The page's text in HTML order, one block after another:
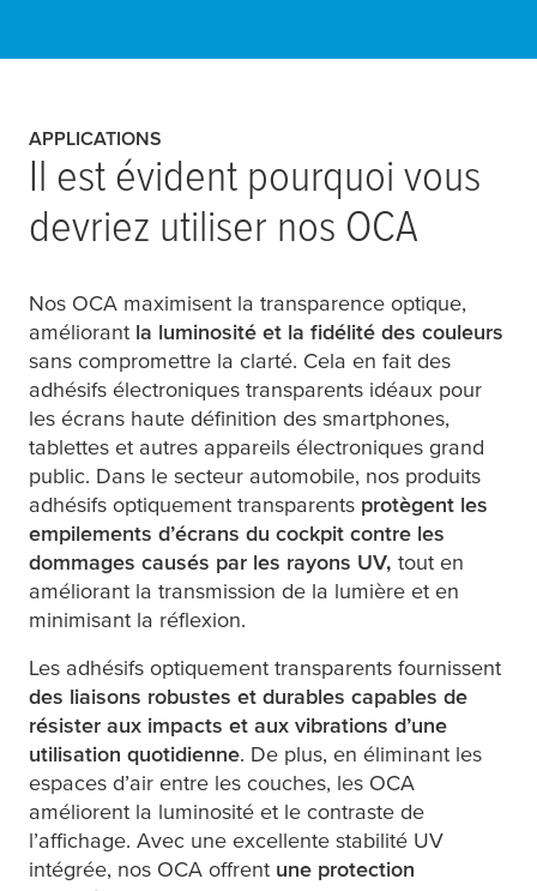
APPLICATIONS
Il est évident pourquoi vous
devriez utiliser nos OCA
Nos OCA maximisent la transparence optique,
améliorant la luminosité et la fidélité des couleurs
sans compromettre la clarté. Cela en fait des
adhésifs électroniques transparents idéaux pour
les écrans haute définition des smartphones,
tablettes et autres appareils électroniques grand
public. Dans le secteur automobile, nos produits
adhésifs optiquement transparents protègent les
empilements d’écrans du cockpit contre les
dommages causés par les rayons UV, tout en
améliorant la transmission de la lumière et en
minimisant la réflexion.
Les adhésifs optiquement transparents fournissent
des liaisons robustes et durables capables de
résister aux impacts et aux vibrations d’une
utilisation quotidienne. De plus, en éliminant les
espaces d’air entre les couches, les OCA
améliorent la luminosité et le contraste de
l’affichage. Avec une excellente stabilité UV
intégrée, nos OCA offrent une protection